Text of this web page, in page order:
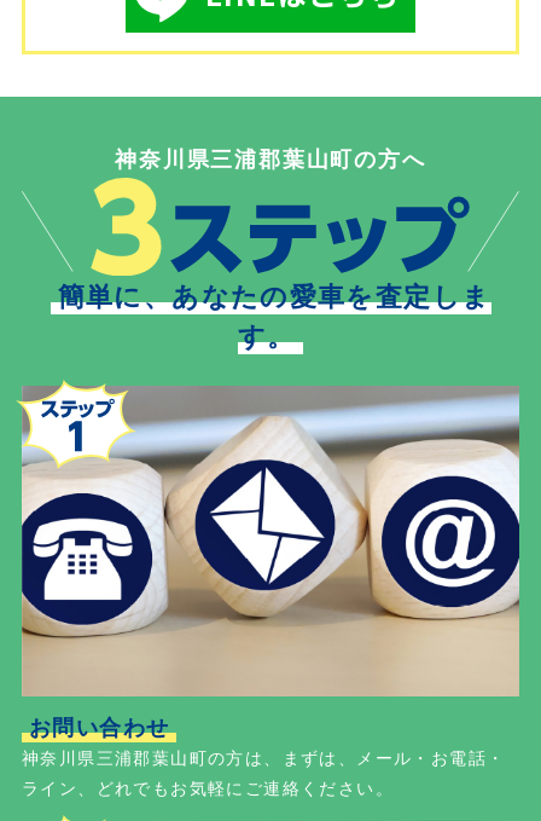
神奈川県三浦郡葉山町の方へ
簡単に、あなたの愛車を査定しま
す。
お問い合わせ
神奈川県三浦郡葉山町の方は、まずは、メール・お電話・
ライン、どれでもお気軽にご連絡ください。